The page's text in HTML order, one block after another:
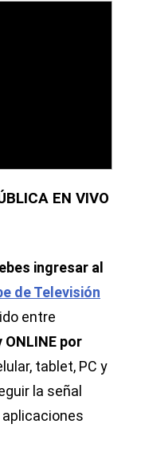
EN VIVO
ingresar al
de Televisión
entre
ONLINE por
tablet, PC y
la señal